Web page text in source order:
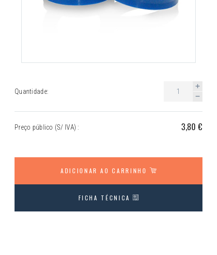
Quantidade:
Preço público (S/ IVA) : 3,80 €
ADICIONAR AO CARRINHO
FICHA TÉCNICA